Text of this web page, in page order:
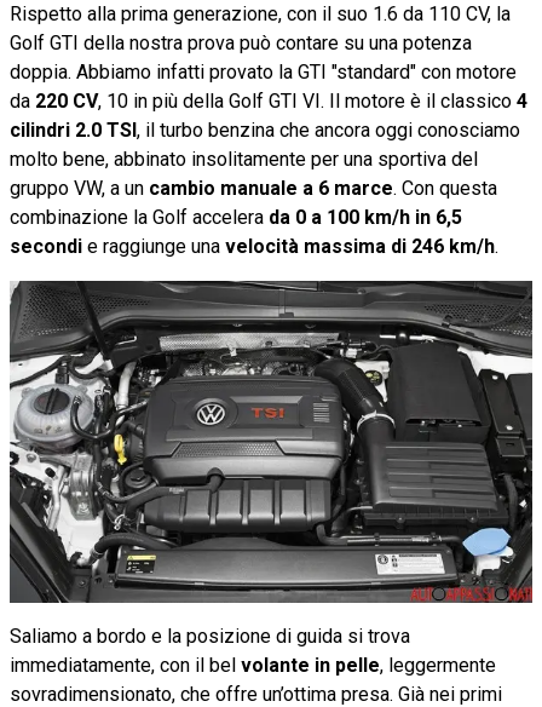
Rispetto alla prima generazione, con il suo 1.6 da 110 CV, la
Golf GTI della nostra prova può contare su una potenza
doppia. Abbiamo infatti provato la GTI "standard" con motore
da 220 CV, 10 in più della Golf GTI VI. Il motore è il classico 4
cilindri 2.0 TSI, il turbo benzina che ancora oggi conosciamo
molto bene, abbinato insolitamente per una sportiva del
gruppo VW, a un cambio manuale a 6 marce. Con questa
combinazione la Golf accelera da 0 a 100 km/h in 6,5
secondi e raggiunge una velocità massima di 246 km/h.
Saliamo a bordo e la posizione di guida si trova
immediatamente, con il bel volante in pelle, leggermente
sovradimensionato, che offre un’ottima presa. Già nei primi